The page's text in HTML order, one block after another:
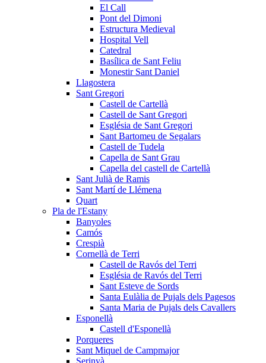
El Call
Pont del Dimoni
Estructura Medieval
Hospital Vell
Catedral
Basílica de Sant Feliu
Monestir Sant Daniel
Llagostera
Sant Gregori
Castell de Cartellà
Castell de Sant Gregori
Església de Sant Gregori
Sant Bartomeu de Segalars
Castell de Tudela
Capella de Sant Grau
Capella del castell de Cartellà
Sant Julià de Ramis
Sant Martí de Llémena
Quart
Pla de l'Estany
Banyoles
Camós
Crespià
Cornellà de Terri
Castell de Ravós del Terri
Església de Ravós del Terri
Sant Esteve de Sords
Santa Eulàlia de Pujals dels Pagesos
Santa Maria de Pujals dels Cavallers
Esponellà
Castell d'Esponellà
Porqueres
Sant Miquel de Campmajor
Serinyà